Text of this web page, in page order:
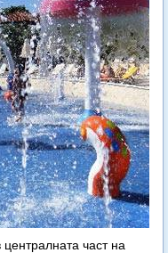
част на